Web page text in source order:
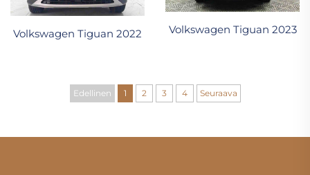
Volkswagen Tiguan 2022 Volkswagen Tiguan 2023
Edellinen 1 2 3 4 Seuraava